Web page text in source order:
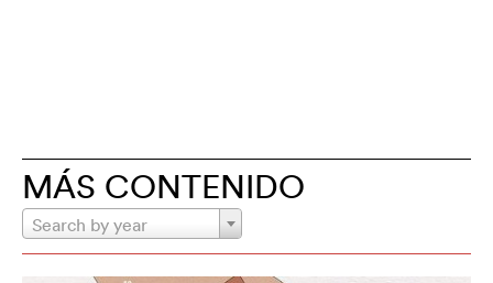
MÁS CONTENIDO
Search by year